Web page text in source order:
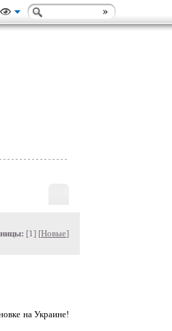
[1] [Новые]
на Украине!